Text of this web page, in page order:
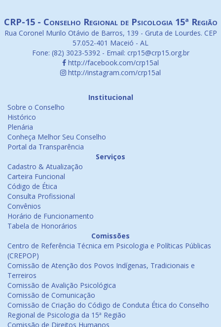
CRP-15 - Conselho Regional de Psicologia 15ª Região
Rua Coronel Murilo Otávio de Barros, 139 - Gruta de Lourdes. CEP
57.052-401 Maceió - AL
Fone: (82) 3023-5392 - Email: crp15@crp15.org.br
http://facebook.com/crp15al
http://instagram.com/crp15al
Institucional
Sobre o Conselho
Histórico
Plenária
Conheça Melhor Seu Conselho
Portal da Transparência
Serviços
Cadastro & Atualização
Carteira Funcional
Código de Ética
Consulta Profissional
Convênios
Horário de Funcionamento
Tabela de Honorários
Comissões
Centro de Referência Técnica em Psicologia e Políticas Públicas
(CREPOP)
Comissão de Atenção dos Povos Indígenas, Tradicionais e
Terreiros
Comissão de Avalição Psicológica
Comissão de Comunicação
Comissão de Criação do Código de Conduta Ética do Conselho
Regional de Psicologia da 15ª Região
Comissão de Direitos Humanos